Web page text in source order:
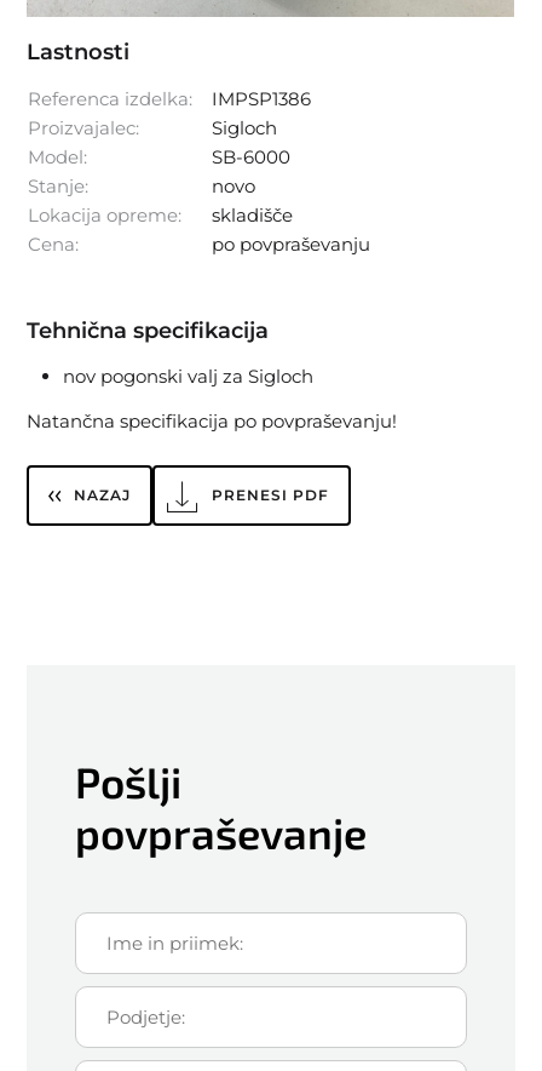
Lastnosti
Referenca izdelka:
IMPSP1386
Proizvajalec:
Sigloch
Model:
SB-6000
Stanje:
novo
Lokacija opreme:
skladišče
Cena:
po povpraševanju
Tehnična specifikacija
nov pogonski valj za Sigloch
Natančna specifikacija po povpraševanju!
NAZAJ PRENESI PDF
Pošlji
povpraševanje